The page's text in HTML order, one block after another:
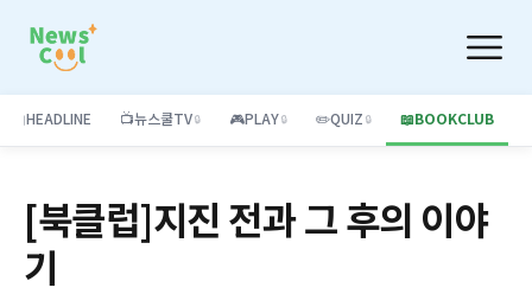
📰HEADLINE 📺뉴스쿨TV🔒 🎮PLAY🔒 ✏️QUIZ 🔒 📖BOOKCLUB
[북클럽]지진 전과 그 후의 이야
기